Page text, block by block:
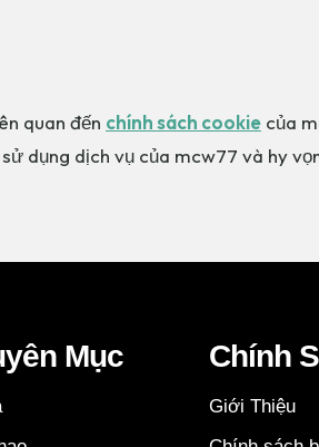
quan đến chính sách cookie của
dụng dịch vụ của mcw77 và hy
Mục Chính
Giới Thiệu